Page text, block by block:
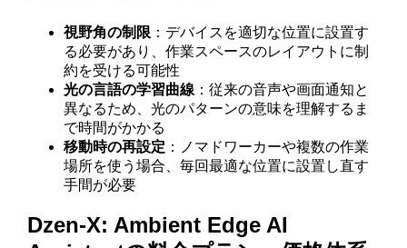
視野角の制限 ：デバイスを適切な位置に設置す
る必要があり、作業スペースのレイアウトに制
約を受ける可能性
光の言語の学習曲線 ：従来の音声や画面通知と
異なるため、光のパターンの意味を理解するま
で時間がかかる
移動時の再設定 ：ノマドワーカーや複数の作業
場所を使う場合、毎回最適な位置に設置し直す
手間が必要
Dzen-X: Ambient Edge AI